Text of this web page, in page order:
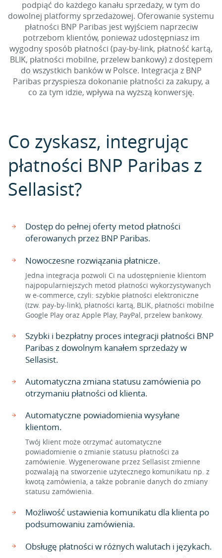
podpiąć do każdego kanału sprzedaży, w tym do
dowolnej platformy sprzedażowej. Oferowanie systemu
płatności BNP Paribas jest wyjściem naprzeciw
potrzebom klientów, ponieważ udostępniasz im
wygodny sposób płatności (pay-by-link, płatność kartą,
BLIK, płatności mobilne, przelew bankowy) z dostępem
do wszystkich banków w Polsce. Integracja z BNP
Paribas przyspiesza dokonanie płatności za zakupy, a
co za tym idzie, wpływa na wyższą konwersję.
Co zyskasz, integrując
płatności BNP Paribas z
Sellasist?
Dostęp do pełnej oferty metod płatności
oferowanych przez BNP Paribas.
Nowoczesne rozwiązania płatnicze.
Jedna integracja pozwoli Ci na udostępnienie klientom
najpopularniejszych metod płatności wykorzystywanych
w e-commerce, czyli: szybkie płatności elektroniczne
(tzw. pay-by-link), płatności kartą, BLIK, płatności mobilne
Google Play oraz Apple Play, PayPal, przelew bankowy.
Szybki i bezpłatny proces integracji płatności BNP
Paribas z dowolnym kanałem sprzedaży w
Sellasist.
Automatyczna zmiana statusu zamówienia po
otrzymaniu płatności od klienta.
Automatyczne powiadomienia wysyłane
klientom.
Twój klient może otrzymać automatyczne
powiadomienie o zmianie statusu płatności za
zamówienie. Wygenerowane przez Sellasist zmienne
pozwalają na stworzenie użytecznego komunikatu np. z
kwotą zamówienia, a także pobranie danych do zmiany
statusu zamówienia.
Możliwość ustawienia komunikatu dla klienta po
podsumowaniu zamówienia.
Obsługę płatności w różnych walutach i językach.